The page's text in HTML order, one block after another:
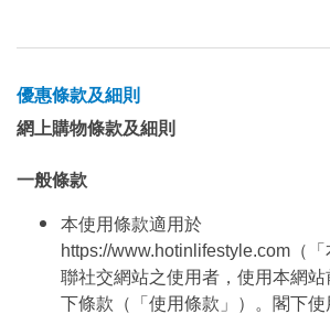
優惠條款及細則
網上購物條款及細則
一般條款
本使用條款適用於
https://www.hotinlifestyle.com（
聯社交網站之使用者，使用本網
下條款（「使用條款」）。閣下